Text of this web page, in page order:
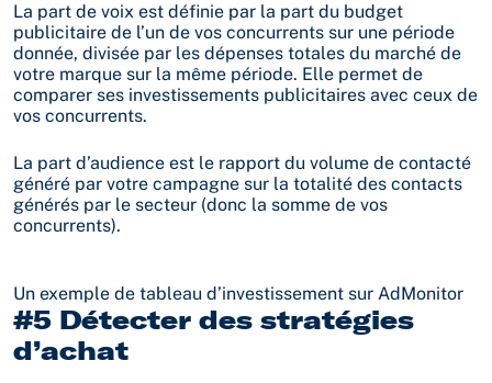
La part de voix est définie par la part du budget
publicitaire de l’un de vos concurrents sur une période
donnée, divisée par les dépenses totales du marché de
votre marque sur la même période. Elle permet de
comparer ses investissements publicitaires avec ceux de
vos concurrents.
La part d’audience est le rapport du volume de contacté
généré par votre campagne sur la totalité des contacts
générés par le secteur (donc la somme de vos
concurrents).
Un exemple de tableau d’investissement sur AdMonitor
#5 Détecter des stratégies
d’achat